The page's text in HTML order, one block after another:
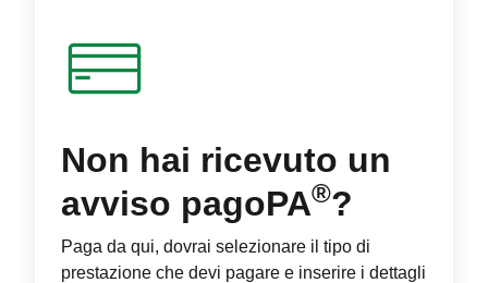
Non hai ricevuto un
avviso pagoPA®?
Paga da qui, dovrai selezionare il tipo di
prestazione che devi pagare e inserire i dettagli